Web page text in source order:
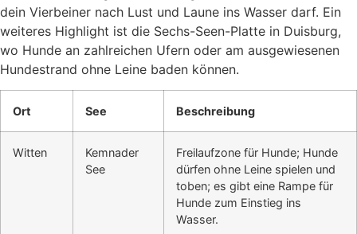
dein Vierbeiner nach Lust und Laune ins Wasser darf. Ein
weiteres Highlight ist die Sechs-Seen-Platte in Duisburg,
wo Hunde an zahlreichen Ufern oder am ausgewiesenen
Hundestrand ohne Leine baden können.
Ort See Beschreibung
Witten
Kemnader
See
Freilaufzone für Hunde; Hunde
dürfen ohne Leine spielen und
toben; es gibt eine Rampe für
Hunde zum Einstieg ins
Wasser.